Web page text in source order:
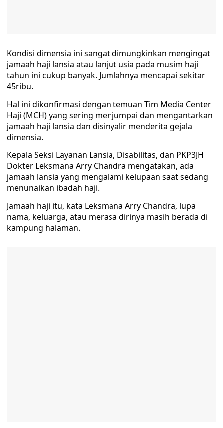
Kondisi dimensia ini sangat dimungkinkan mengingat
jamaah haji lansia atau lanjut usia pada musim haji
tahun ini cukup banyak. Jumlahnya mencapai sekitar
45ribu.
Hal ini dikonfirmasi dengan temuan Tim Media Center
Haji (MCH) yang sering menjumpai dan mengantarkan
jamaah haji lansia dan disinyalir menderita gejala
dimensia.
Kepala Seksi Layanan Lansia, Disabilitas, dan PKP3JH
Dokter Leksmana Arry Chandra mengatakan, ada
jamaah lansia yang mengalami kelupaan saat sedang
menunaikan ibadah haji.
Jamaah haji itu, kata Leksmana Arry Chandra, lupa
nama, keluarga, atau merasa dirinya masih berada di
kampung halaman.